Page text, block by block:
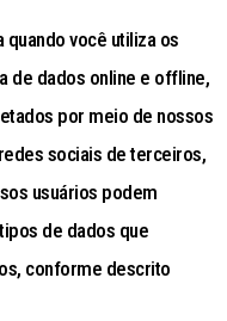
quando você utiliza os
de dados online e offline,
por meio de nossos
sociais de terceiros,
usuários podem
de dados que
conforme descrito